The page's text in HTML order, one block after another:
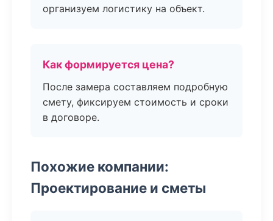
организуем логистику на объект.
Как формируется цена?
После замера составляем подробную
смету, фиксируем стоимость и сроки
в договоре.
Похожие компании:
Проектирование и сметы